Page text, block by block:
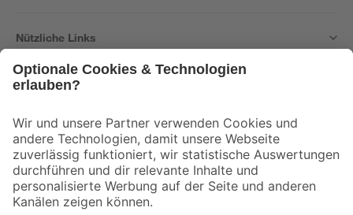
Nützliche Links
Der toom Newsletter: Keine Angebote und Aktionen mehr verpassen!
Zur Newsletter Anmeldung
Folge uns